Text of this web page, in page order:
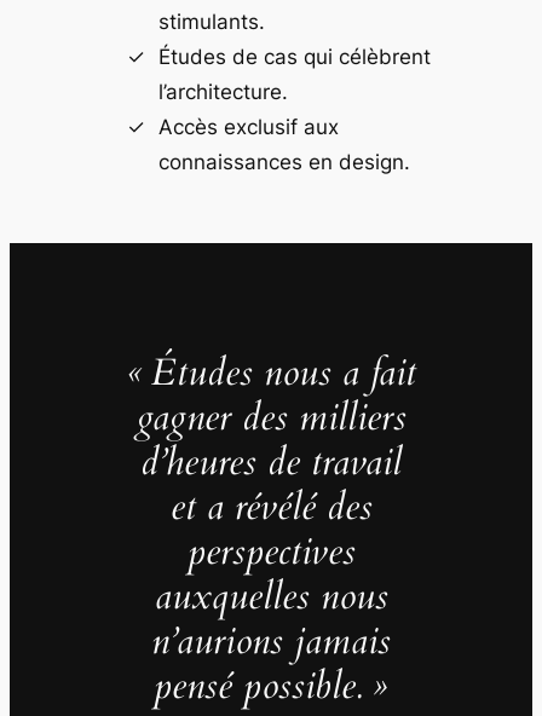
stimulants.
Études de cas qui célèbrent
l’architecture.
Accès exclusif aux
connaissances en design.
« Études nous a fait
gagner des milliers
d’heures de travail
et a révélé des
perspectives
auxquelles nous
n’aurions jamais
pensé possible. »